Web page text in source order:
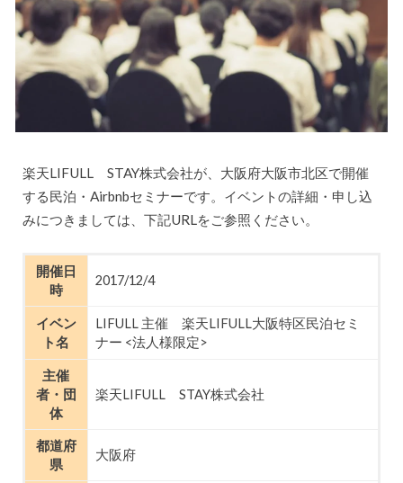
楽天LIFULL STAY株式会社が、大阪府大阪市北区で開催
する民泊・Airbnbセミナーです。イベントの詳細・申し込
みにつきましては、下記URLをご参照ください。
開催日
時
2017/12/4
イベン
ト名
LIFULL 主催 楽天LIFULL大阪特区民泊セミ
ナー <法人様限定>
主催
者・団
体
楽天LIFULL STAY株式会社
都道府
県
大阪府